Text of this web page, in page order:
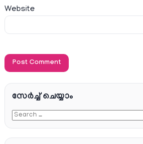
Website
സേര്‍ച്ച്‌ ചെയ്യാം